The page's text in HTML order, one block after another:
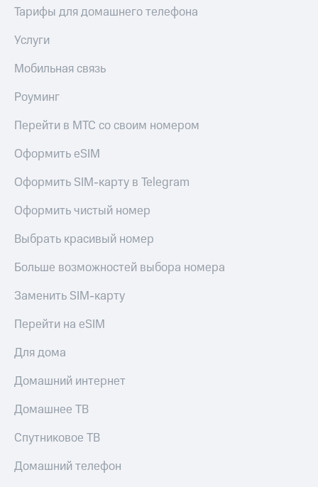
Тарифы для домашнего телефона
Услуги
Мобильная связь
Роуминг
Перейти в МТС со своим номером
Оформить eSIM
Оформить SIM-карту в Telegram
Оформить чистый номер
Выбрать красивый номер
Больше возможностей выбора номера
Заменить SIM-карту
Перейти на eSIM
Для дома
Домашний интернет
Домашнее ТВ
Спутниковое ТВ
Домашний телефон